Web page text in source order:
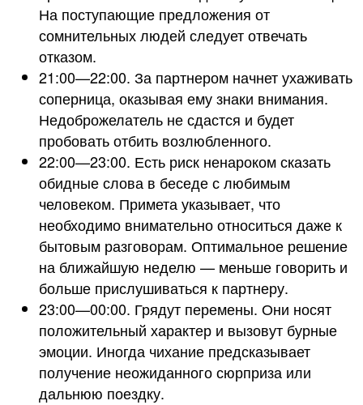
На поступающие предложения от
сомнительных людей следует отвечать
отказом.
21:00—22:00. За партнером начнет ухаживать
соперница, оказывая ему знаки внимания.
Недоброжелатель не сдастся и будет
пробовать отбить возлюбленного.
22:00—23:00. Есть риск ненароком сказать
обидные слова в беседе с любимым
человеком. Примета указывает, что
необходимо внимательно относиться даже к
бытовым разговорам. Оптимальное решение
на ближайшую неделю — меньше говорить и
больше прислушиваться к партнеру.
23:00—00:00. Грядут перемены. Они носят
положительный характер и вызовут бурные
эмоции. Иногда чихание предсказывает
получение неожиданного сюрприза или
дальнюю поездку.